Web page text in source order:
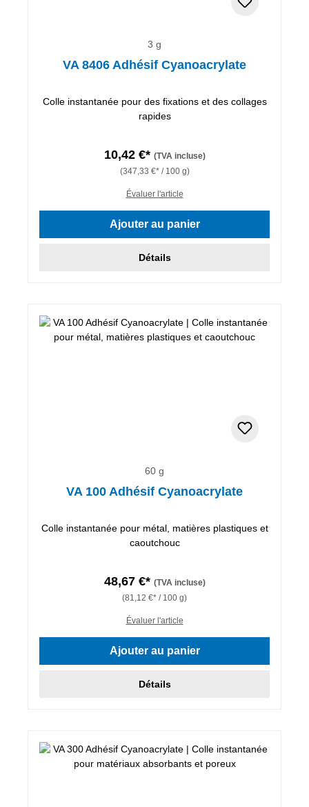
3 g
VA 8406 Adhésif Cyanoacrylate
Colle instantanée pour des fixations et des collages
rapides
10,42 €* (TVA incluse)
(347,33 €* / 100 g)
Évaluer l'article
Ajouter au panier
Détails
60 g
VA 100 Adhésif Cyanoacrylate
Colle instantanée pour métal, matières plastiques et
caoutchouc
48,67 €* (TVA incluse)
(81,12 €* / 100 g)
Évaluer l'article
Ajouter au panier
Détails